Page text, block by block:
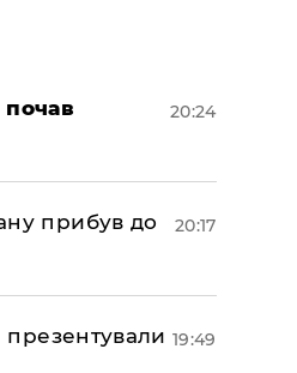
20:24
прибув до
20:17
презентували 19:49